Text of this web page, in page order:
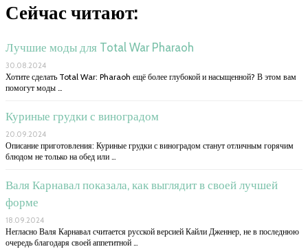
Сейчас читают:
Лучшие моды для Total War Pharaoh
30.08.2024
Хотите сделать Total War: Pharaoh ещё более глубокой и насыщенной? В этом вам
помогут моды …
Куриные грудки с виноградом
20.09.2024
Описание приготовления: Куриные грудки с виноградом станут отличным горячим
блюдом не только на обед или …
Валя Карнавал показала, как выглядит в своей лучшей
форме
18.09.2024
Негласно Валя Карнавал считается русской версией Кайли Дженнер, не в последнюю
очередь благодаря своей аппетитной …